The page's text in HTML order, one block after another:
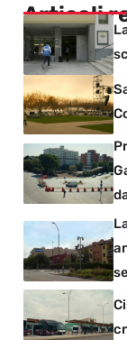
Articoli